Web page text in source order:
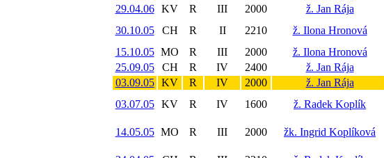
29.04.06
KV R III 2000 ž. Jan Rája
30.10.05
CH R II 2210 ž. Ilona Hronová
15.10.05 MO R III 2000 ž. Ilona Hronová
25.09.05
CH R IV 2400 ž. Jan Rája
03.09.05
KV R IV 2000 ž. Jan Rája
03.07.05
KV R IV 1600 ž. Radek Koplík
14.05.05 MO R III 2000 žk. Ingrid Koplíková